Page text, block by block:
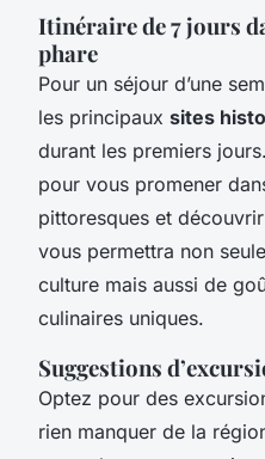
Itinéraire de 7 jours
phare
Pour un séjour d’une
les principaux sites
durant les premiers
pour vous promener
pittoresques et
vous permettra non
culture mais aussi de
culinaires uniques.
Suggestions
Optez pour des
rien manquer de la